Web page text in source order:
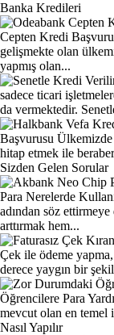
Banka Kredileri
Cepten Kredi
gelişmekte olan
yapmış olan...
sadece ticari
da vermektedir.
Başvurusu Ülkemizde
hitap etmek ile
Sizden Gelen Sorular
Para Nerelerde
adından söz
arttırmak hem...
Çek ile ödeme
derece yaygın bir
Öğrencilere Para
mevcut olan en temel
Nasıl Yapılır